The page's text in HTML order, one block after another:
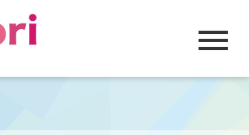
menu